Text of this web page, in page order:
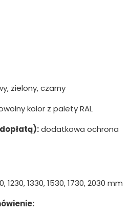
zielony, czarny
kolor z palety RAL
dodatkowa ochrona
1230, 1330, 1530, 1730, 2030 mm